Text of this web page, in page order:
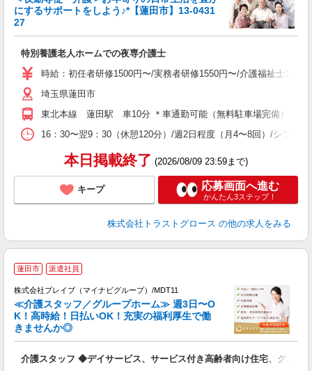
にするサポートをしよう♪*【蓮田市】13-0431
27
特別養護老人ホームでの夜専介護士
時給：初任者研修1500円〜/実務者研修1550円〜/介護福祉士
埼玉県蓮田市
東北本線 蓮田駅 車10分 ＊車通勤可能（無料駐車場完備）
16：30〜翌9：30（休憩120分）/週2日程度（月4〜8回）/シフト
本日掲載終了 (2026/08/09 23:59まで)
キープ 応募画面へ進む
かんたん3ステップ！
株式会社トラストグロース の他の求人をみる
蓮田市 派遣社員
株式会社ブレイブ（マイナビグループ）/MDT11
≪介護スタッフ／グループホーム≫ 週3日〜O
K！高時給！日払いOK！充実の福利厚生で働
きませんか◎
介護スタッフ ◆デイサービス、サービス付き高齢者向け住宅、グルー